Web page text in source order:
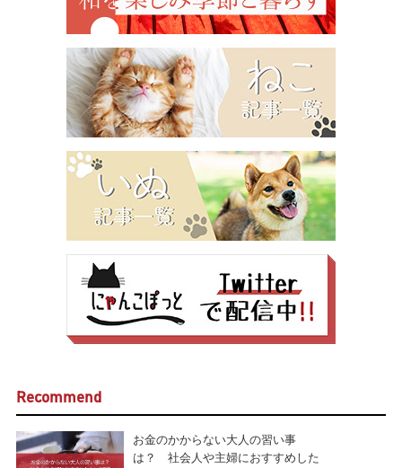
Recommend
お金のかからない大人の習い事
は？ 社会人や主婦におすすめした